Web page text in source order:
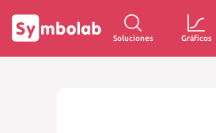
Soluciones Gráficos